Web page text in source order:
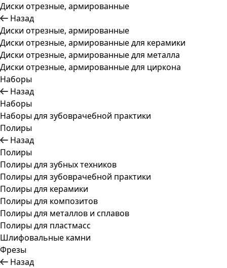
Диски отрезные, армированные
Назад
Диски отрезные, армированные
Диски отрезные, армированные для керамики
Диски отрезные, армированные для металла
Диски отрезные, армированные для циркона
Наборы
Назад
Наборы
Наборы для зубоврачебной практики
Полиры
Назад
Полиры
Полиры для зубных техников
Полиры для зубоврачебной практики
Полиры для керамики
Полиры для композитов
Полиры для металлов и сплавов
Полиры для пластмасс
Шлифовальные камни
Фрезы
Назад